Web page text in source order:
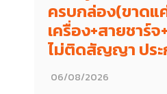
ครบกล่อง(ขาดแ
เครื่อง+สายชาร์
ไม่ติดสัญญา ปร
06/08/2026